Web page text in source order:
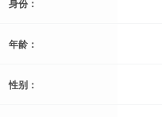
身份：
年龄：
性别：